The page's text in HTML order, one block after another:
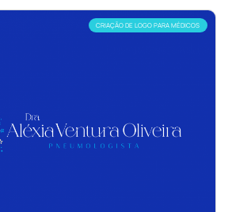
CRIAÇÃO DE LOGO PARA MÉDICOS